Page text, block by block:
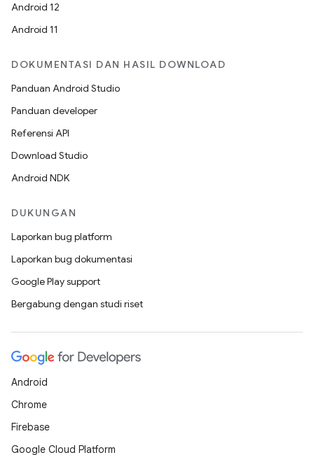
Android 12
Android 11
DOKUMENTASI DAN HASIL DOWNLOAD
Panduan Android Studio
Panduan developer
Referensi API
Download Studio
Android NDK
DUKUNGAN
Laporkan bug platform
Laporkan bug dokumentasi
Google Play support
Bergabung dengan studi riset
Android
Chrome
Firebase
Google Cloud Platform